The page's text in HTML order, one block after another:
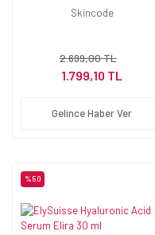
Kırışıklık Önleyici Serum
Skincode
2.699,00 TL
1.799,10 TL
Gelince Haber Ver
%50